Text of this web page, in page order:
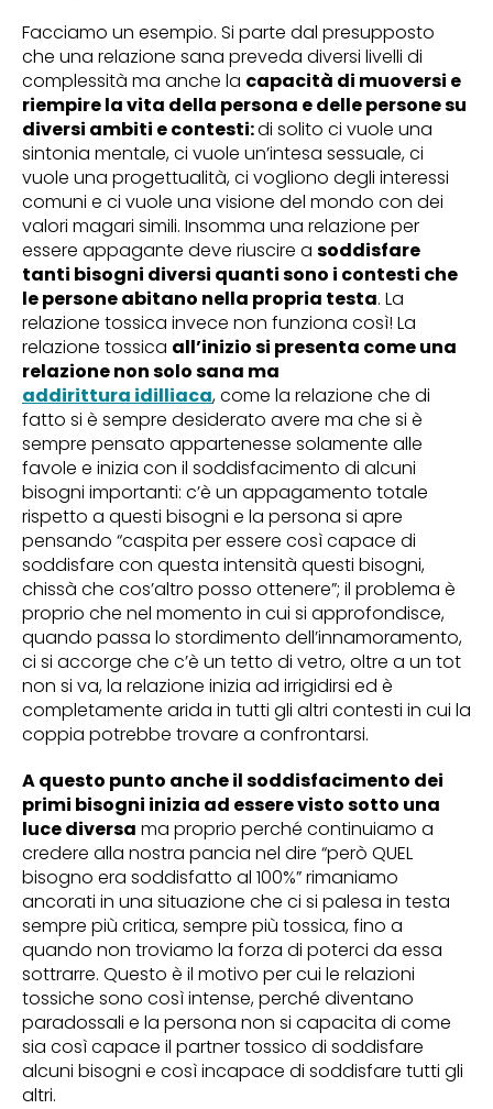
Facciamo un esempio. Si parte dal presupposto
che una relazione sana preveda diversi livelli di
complessità ma anche la capacità di muoversi e
riempire la vita della persona e delle persone su
diversi ambiti e contesti:di solito ci vuole una
sintonia mentale, ci vuole un’intesa sessuale, ci
vuole una progettualità, ci vogliono degli interessi
comuni e ci vuole una visione del mondo con dei
valori magari simili. Insomma una relazione per
essere appagante deve riuscire a soddisfare
tanti bisogni diversi quanti sono i contesti che
le persone abitano nella propria testa. La
relazione tossica invece non funziona così! La
relazione tossica all’inizio si presenta come una
relazione non solo sana ma
addirittura idilliaca, come la relazione che di
fatto si è sempre desiderato avere ma che si è
sempre pensato appartenesse solamente alle
favole e inizia con il soddisfacimento di alcuni
bisogni importanti: c’è un appagamento totale
rispetto a questi bisogni e la persona si apre
pensando “caspita per essere così capace di
soddisfare con questa intensità questi bisogni,
chissà che cos’altro posso ottenere”; il problema è
proprio che nel momento in cui si approfondisce,
quando passa lo stordimento dell’innamoramento,
ci si accorge che c’è un tetto di vetro, oltre a un tot
non si va, la relazione inizia ad irrigidirsi ed è
completamente arida in tutti gli altri contesti in cui la
coppia potrebbe trovare a confrontarsi.
A questo punto anche il soddisfacimento dei
primi bisogni inizia ad essere visto sotto una
luce diversa ma proprio perché continuiamo a
credere alla nostra pancia nel dire “però QUEL
bisogno era soddisfatto al 100%” rimaniamo
ancorati in una situazione che ci si palesa in testa
sempre più critica, sempre più tossica, fino a
quando non troviamo la forza di poterci da essa
sottrarre. Questo è il motivo per cui le relazioni
tossiche sono così intense, perché diventano
paradossali e la persona non si capacita di come
sia così capace il partner tossico di soddisfare
alcuni bisogni e così incapace di soddisfare tutti gli
altri.